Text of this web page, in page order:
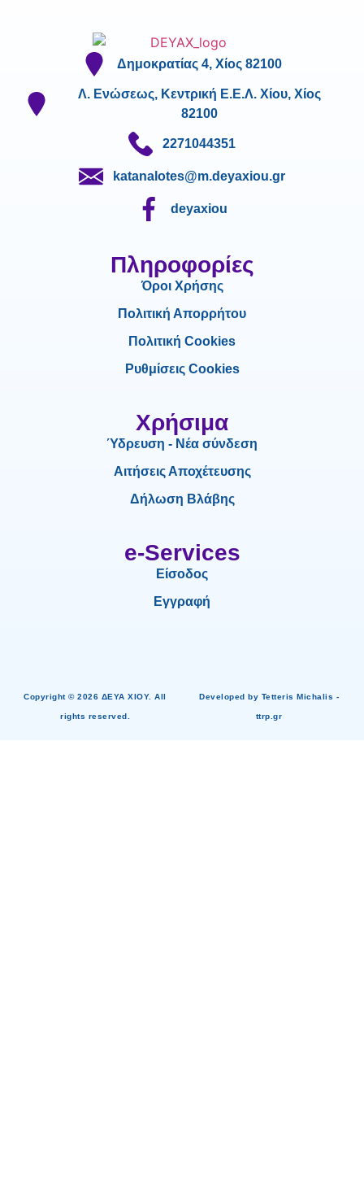
Δημοκρατίας 4, Χίος 82100
Λ. Ενώσεως, Κεντρική Ε.Ε.Λ. Χίου, Χίος
82100
2271044351
katanalotes@m.deyaxiou.gr
deyaxiou
Πληροφορίες
Όροι Χρήσης
Πολιτική Απορρήτου
Πολιτική Cookies
Ρυθμίσεις Cookies
Χρήσιμα
Ύδρευση - Νέα σύνδεση
Αιτήσεις Αποχέτευσης
Δήλωση Βλάβης
e-Services
Είσοδος
Εγγραφή
Copyright © 2026 ΔΕΥΑ ΧΙΟΥ. All
rights reserved.
Developed by Tetteris Michalis -
ttrp.gr